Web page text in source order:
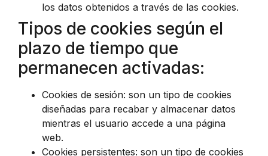
los datos obtenidos a través de las cookies.
Tipos de cookies según el
plazo de tiempo que
permanecen activadas:
Cookies de sesión: son un tipo de cookies
diseñadas para recabar y almacenar datos
mientras el usuario accede a una página
web.
Cookies persistentes: son un tipo de cookies